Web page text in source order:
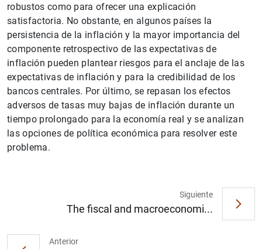
robustos como para ofrecer una explicación
satisfactoria. No obstante, en algunos países la
persistencia de la inflación y la mayor importancia del
componente retrospectivo de las expectativas de
inflación pueden plantear riesgos para el anclaje de las
expectativas de inflación y para la credibilidad de los
bancos centrales. Por último, se repasan los efectos
adversos de tasas muy bajas de inflación durante un
tiempo prolongado para la economía real y se analizan
las opciones de política económica para resolver este
problema.
Anterior
Siguiente
The fiscal and macroeconomi...